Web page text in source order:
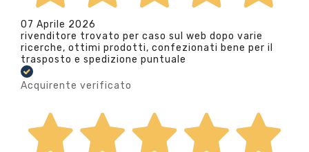
07 Aprile 2026
rivenditore trovato per caso sul web dopo varie
ricerche, ottimi prodotti, confezionati bene per il
trasposto e spedizione puntuale
Acquirente verificato